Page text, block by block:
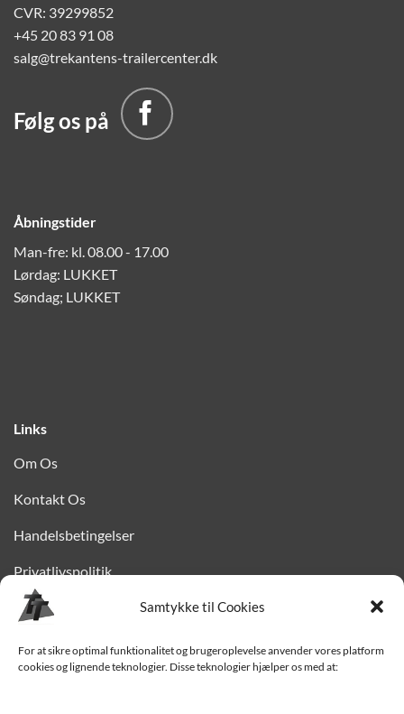
Samtykke til Cookies
For at sikre optimal funktionalitet og brugeroplevelse anvender vores platform
cookies og lignende teknologier. Disse teknologier hjælper os med at:
CVR: 39299852
+45 20 83 91 08
salg@trekantens-trailercenter.dk
Følg os på
Åbningstider
Man-fre: kl. 08.00 - 17.00
Lørdag: LUKKET
Søndag; LUKKET
Links
Om Os
Kontakt Os
Handelsbetingelser
Privatlivspolitik
Finansiering
Levering til Sjælland